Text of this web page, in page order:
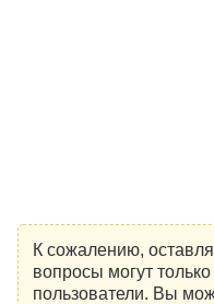
К сожалению,
вопросы могут
пользователи. Вы